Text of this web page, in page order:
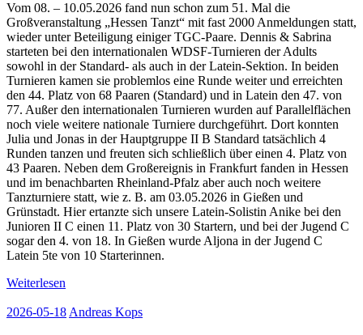
Vom 08. – 10.05.2026 fand nun schon zum 51. Mal die
Großveranstaltung „Hessen Tanzt“ mit fast 2000 Anmeldungen statt,
wieder unter Beteiligung einiger TGC-Paare. Dennis & Sabrina
starteten bei den internationalen WDSF-Turnieren der Adults
sowohl in der Standard- als auch in der Latein-Sektion. In beiden
Turnieren kamen sie problemlos eine Runde weiter und erreichten
den 44. Platz von 68 Paaren (Standard) und in Latein den 47. von
77. Außer den internationalen Turnieren wurden auf Parallelflächen
noch viele weitere nationale Turniere durchgeführt. Dort konnten
Julia und Jonas in der Hauptgruppe II B Standard tatsächlich 4
Runden tanzen und freuten sich schließlich über einen 4. Platz von
43 Paaren. Neben dem Großereignis in Frankfurt fanden in Hessen
und im benachbarten Rheinland-Pfalz aber auch noch weitere
Tanzturniere statt, wie z. B. am 03.05.2026 in Gießen und
Grünstadt. Hier ertanzte sich unsere Latein-Solistin Anike bei den
Junioren II C einen 11. Platz von 30 Startern, und bei der Jugend C
sogar den 4. von 18. In Gießen wurde Aljona in der Jugend C
Latein 5te von 10 Starterinnen.
Weiterlesen
2026-05-18 Andreas Kops